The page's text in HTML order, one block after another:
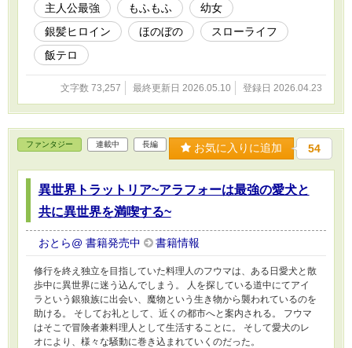
主人公最強
もふもふ
幼女
銀髪ヒロイン
ほのぼの
スローライフ
飯テロ
文字数 73,257 最終更新日 2026.05.10 登録日 2026.04.23
ファンタジー 連載中 長編 お気に入りに追加 54
異世界トラットリア~アラフォーは最強の愛犬と
共に異世界を満喫する~
おとら@ 書籍発売中 書籍情報
修行を終え独立を目指していた料理人のフウマは、ある日愛犬と散
歩中に異世界に迷う込んでしまう。 人を探している道中にてアイ
ラという銀狼族に出会い、魔物という生き物から襲われているのを
助ける。 そしてお礼として、近くの都市へと案内される。 フウマ
はそこで冒険者兼料理人として生活することに。 そして愛犬のレ
オにより、様々な騒動に巻き込まれていくのだった。